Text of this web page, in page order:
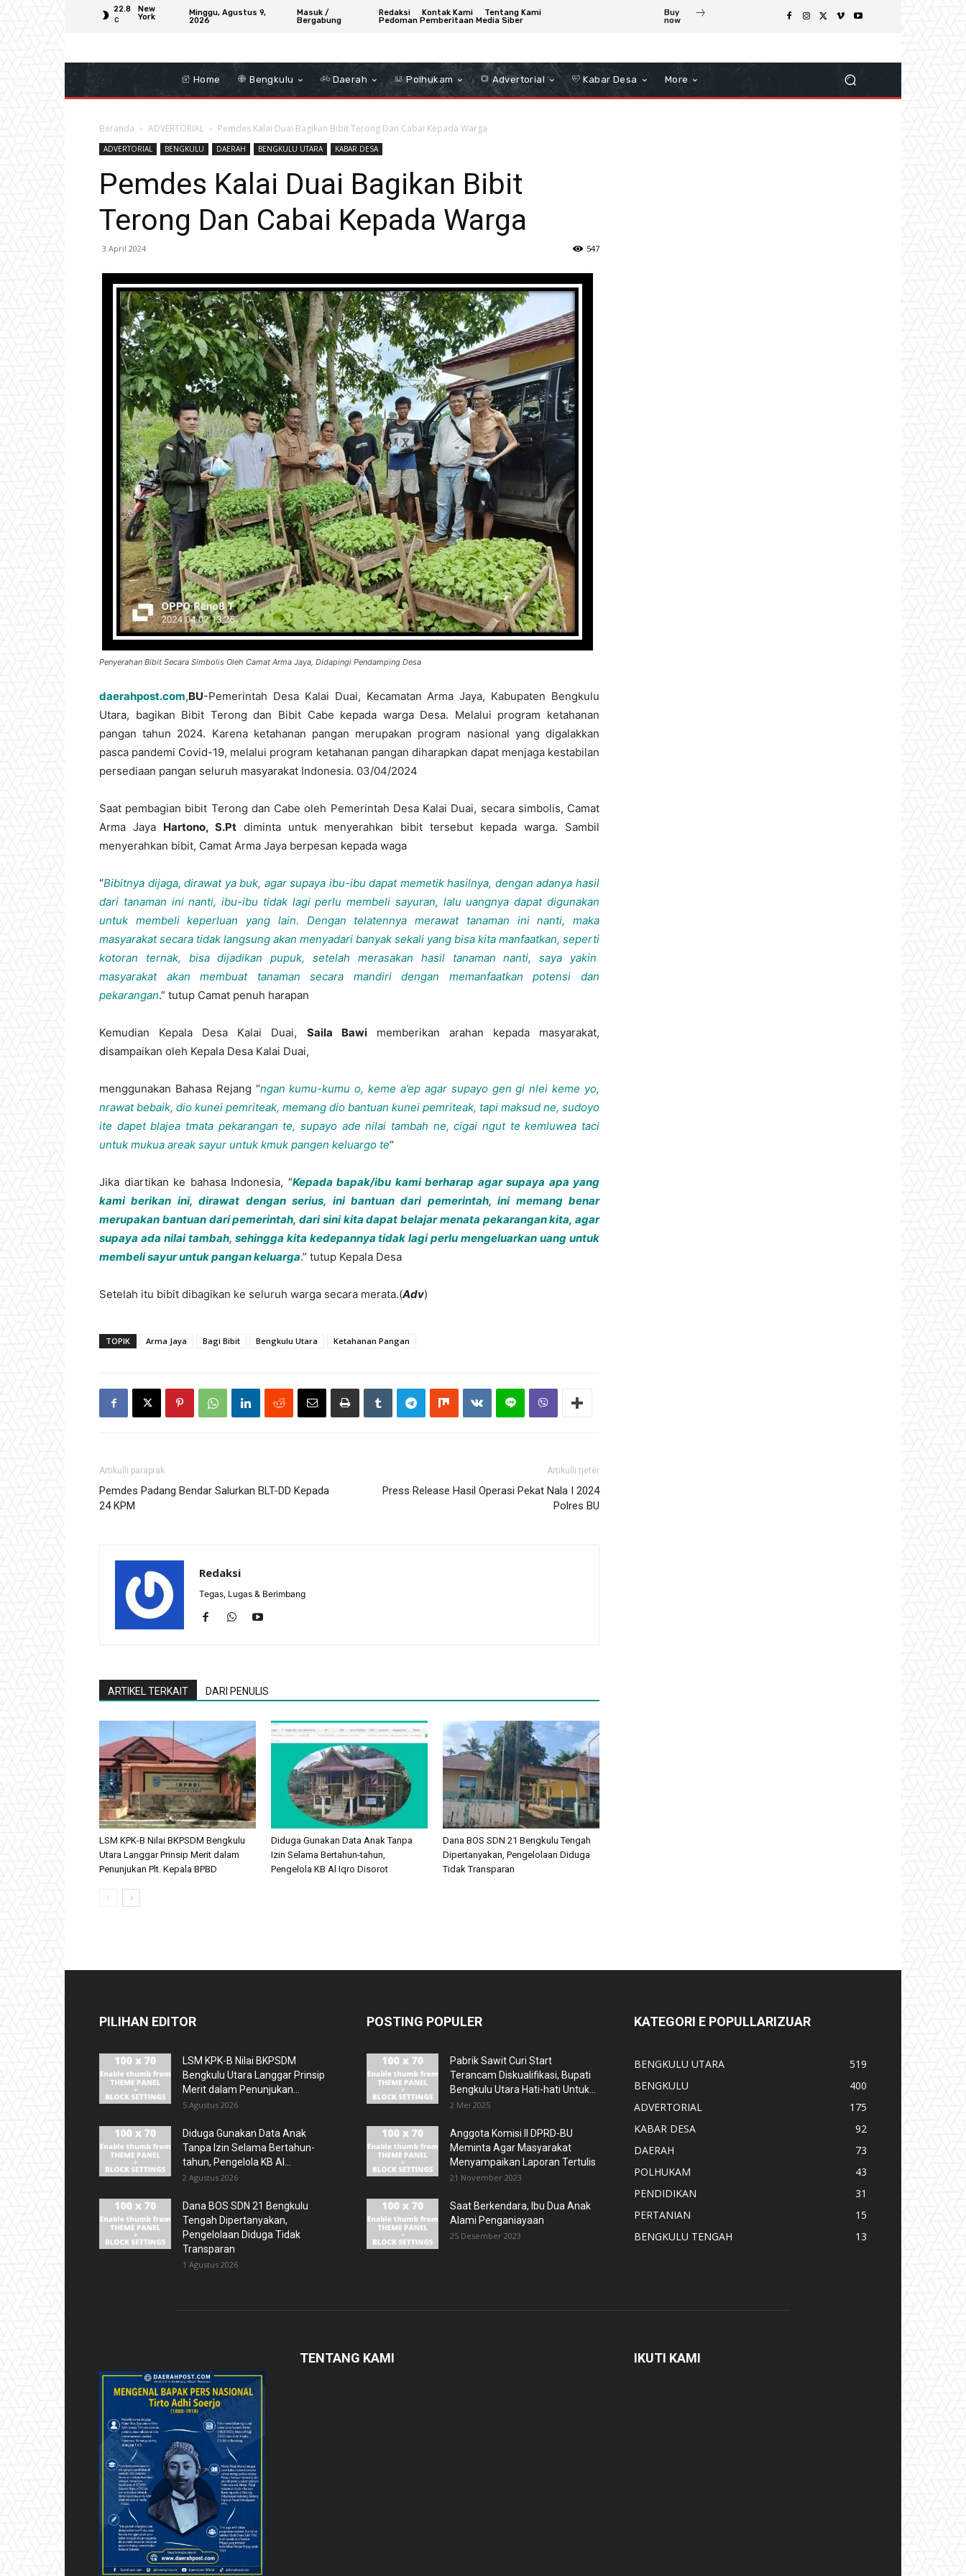
22.8
C
New
York
Minggu, Agustus 9,
2026
Masuk /
Bergabung
Redaksi Kontak Kami
Tentang Kami
Pedoman Pemberitaan Media Siber
Buy
now
Home Bengkulu Daerah Polhukam Advertorial Kabar Desa More
Beranda ADVERTORIAL Pemdes Kalai Duai Bagikan Bibit Terong Dan Cabai Kepada Warga
ADVERTORIAL BENGKULU DAERAH BENGKULU UTARA KABAR DESA
Pemdes Kalai Duai Bagikan Bibit
Terong Dan Cabai Kepada Warga
3 April 2024 547
Penyerahan Bibit Secara Simbolis Oleh Camat Arma Jaya, Didapingi Pendamping Desa
daerahpost.com,BU-Pemerintah Desa Kalai Duai, Kecamatan Arma Jaya, Kabupaten Bengkulu
Utara, bagikan Bibit Terong dan Bibit Cabe kepada warga Desa. Melalui program ketahanan
pangan tahun 2024. Karena ketahanan pangan merupakan program nasional yang digalakkan
pasca pandemi Covid-19, melalui program ketahanan pangan diharapkan dapat menjaga kestabilan
persediaan pangan seluruh masyarakat Indonesia. 03/04/2024
Saat pembagian bibit Terong dan Cabe oleh Pemerintah Desa Kalai Duai, secara simbolis, Camat
Arma Jaya Hartono, S.Pt diminta untuk menyerahkan bibit tersebut kepada warga. Sambil
menyerahkan bibit, Camat Arma Jaya berpesan kepada waga
“Bibitnya dijaga, dirawat ya buk, agar supaya ibu-ibu dapat memetik hasilnya, dengan adanya hasil
dari tanaman ini nanti, ibu-ibu tidak lagi perlu membeli sayuran, lalu uangnya dapat digunakan
untuk membeli keperluan yang lain. Dengan telatennya merawat tanaman ini nanti, maka
masyarakat secara tidak langsung akan menyadari banyak sekali yang bisa kita manfaatkan, seperti
kotoran ternak, bisa dijadikan pupuk, setelah merasakan hasil tanaman nanti, saya yakin
masyarakat akan membuat tanaman secara mandiri dengan memanfaatkan potensi dan
pekarangan.” tutup Camat penuh harapan
Kemudian Kepala Desa Kalai Duai, Saila Bawimemberikan arahan kepada masyarakat,
disampaikan oleh Kepala Desa Kalai Duai,
menggunakan Bahasa Rejang “ngan kumu-kumu o, keme a’ep agar supayo gen gi nlei keme yo,
nrawat bebaik, dio kunei pemriteak, memang dio bantuan kunei pemriteak, tapi maksud ne, sudoyo
ite dapet blajea tmata pekarangan te, supayo ade nilai tambah ne, cigai ngut te kemluwea taci
untuk mukua areak sayur untuk kmuk pangen keluargo te“
Jika diartikan ke bahasa Indonesia, “Kepada bapak/ibu kami berharap agar supaya apa yang
kami berikan ini, dirawat dengan serius, ini bantuan dari pemerintah, ini memang benar
merupakan bantuan dari pemerintah, dari sini kita dapat belajar menata pekarangan kita, agar
supaya ada nilai tambah, sehingga kita kedepannya tidak lagi perlu mengeluarkan uang untuk
membeli sayur untuk pangan keluarga.” tutup Kepala Desa
Setelah itu bibit dibagikan ke seluruh warga secara merata.(Adv)
TOPIK Arma Jaya Bagi Bibit Bengkulu Utara Ketahanan Pangan
Artikulli paraprak
Pemdes Padang Bendar Salurkan BLT-DD Kepada
24 KPM
Artikulli tjetër
Press Release Hasil Operasi Pekat Nala I 2024
Polres BU
Redaksi
Tegas, Lugas & Berimbang
ARTIKEL TERKAIT DARI PENULIS
LSM KPK-B Nilai BKPSDM Bengkulu
Utara Langgar Prinsip Merit dalam
Penunjukan Plt. Kepala BPBD
Diduga Gunakan Data Anak Tanpa
Izin Selama Bertahun-tahun,
Pengelola KB Al Iqro Disorot
Dana BOS SDN 21 Bengkulu Tengah
Dipertanyakan, Pengelolaan Diduga
Tidak Transparan
PILIHAN EDITOR
LSM KPK-B Nilai BKPSDM
Bengkulu Utara Langgar Prinsip
Merit dalam Penunjukan...
5 Agustus 2026
Diduga Gunakan Data Anak
Tanpa Izin Selama Bertahun-
tahun, Pengelola KB Al...
2 Agustus 2026
Dana BOS SDN 21 Bengkulu
Tengah Dipertanyakan,
Pengelolaan Diduga Tidak
Transparan
1 Agustus 2026
POSTING POPULER
Pabrik Sawit Curi Start
Terancam Diskualifikasi, Bupati
Bengkulu Utara Hati-hati Untuk...
2 Mei 2025
Anggota Komisi II DPRD-BU
Meminta Agar Masyarakat
Menyampaikan Laporan Tertulis
21 November 2023
Saat Berkendara, Ibu Dua Anak
Alami Penganiayaan
25 Desember 2023
KATEGORI E POPULLARIZUAR
BENGKULU UTARA
519
BENGKULU
400
ADVERTORIAL
175
KABAR DESA
92
DAERAH
73
POLHUKAM
43
PENDIDIKAN
31
PERTANIAN
15
BENGKULU TENGAH
13
TENTANG KAMI IKUTI KAMI